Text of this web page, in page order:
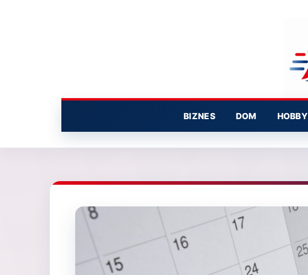
BIZNES DOM HOBBY